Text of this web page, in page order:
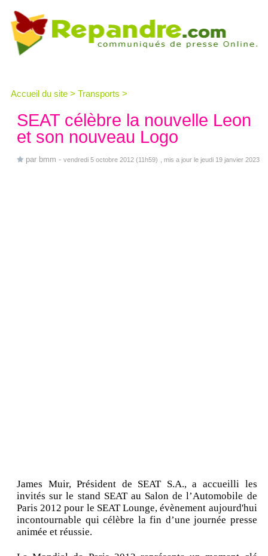
Accueil du site > Transports >
SEAT célèbre la nouvelle Leon
et son nouveau Logo
par bmm - vendredi 5 octobre 2012 (11h59) , mis a jour le jeudi 19 janvier 2023
James Muir, Président de SEAT S.A., a accueilli les
invités sur le stand SEAT au Salon de l’Automobile de
Paris 2012 pour le SEAT Lounge, évènement aujourd'hui
incontournable qui célèbre la fin d’une journée presse
animée et réussie.